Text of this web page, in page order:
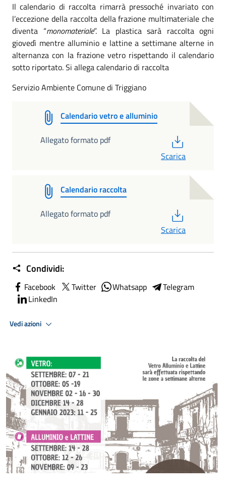
Il calendario di raccolta rimarrà pressoché invariato con
l’eccezione della raccolta della frazione multimateriale che
diventa “monomateriale”. La plastica sarà raccolta ogni
giovedì mentre alluminio e lattine a settimane alterne in
alternanza con la frazione vetro rispettando il calendario
sotto riportato. Si allega calendario di raccolta
Servizio Ambiente Comune di Triggiano
Calendario vetro e alluminio
Allegato formato pdf
Scarica
Calendario raccolta
Allegato formato pdf
Scarica
Condividi:
Facebook Twitter Whatsapp
Telegram
LinkedIn
Vedi azioni